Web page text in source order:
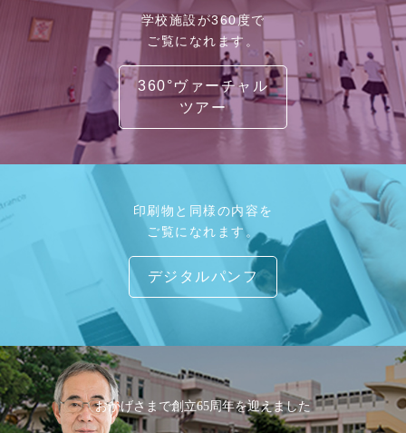
学校施設が360度で
ご覧になれます。
360°ヴァーチャル
ツアー
印刷物と同様の内容を
ご覧になれます。
デジタルパンフ
おかげさまで創立65周年を迎えました